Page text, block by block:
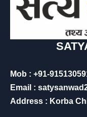
Mob : +91-
Email :
Address : Korba